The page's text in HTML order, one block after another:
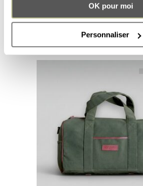
OK pour moi
Personnaliser
JOE MIDNIGHT BLUE
189.00€